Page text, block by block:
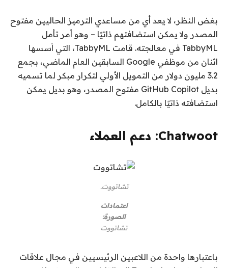
بغض النظر، لا يعد أي من مساعدي الترميز الحاليين مفتوح
المصدر ولا يمكن استضافتهم ذاتيًا – وهو أمر تأمل
TabbyML في معالجته. قامت TabbyML، التي أسسها
اثنان من موظفي Google السابقين العام الماضي، بجمع
3.2 مليون دولار من التمويل الأولي لتكرار مبكر لما تسميه
بديل GitHub Copilot مفتوح المصدر، وهو بديل يمكن
استضافته ذاتيًا بالكامل.
Chatwoot: دعم العملاء
تشاتووت.
اعتمادات
الصورة:
تشاتووت
باعتبارها واحدة من اللاعبين الرئيسيين في مجال علاقات